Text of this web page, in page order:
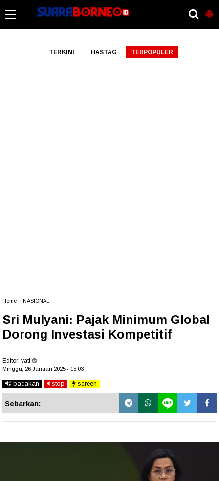
TERKINI HASTAG TERPOPULER
Home NASIONAL
Sri Mulyani: Pajak Minimum Global
Dorong Investasi Kompetitif
Editor: yati
Minggu, 26 Januari 2025 - 15.03
bacakan stop screen
Sebarkan: